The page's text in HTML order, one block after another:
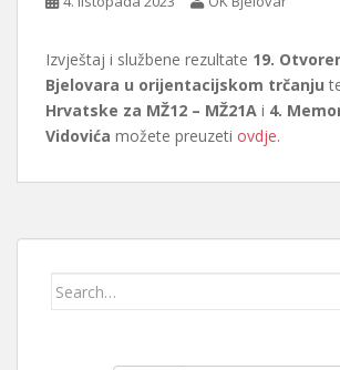
Izvještaj i službene rezultate 19.
Bjelovara u orijentacijskom trčanju
Hrvatske za MŽ12 – MŽ21A i 4.
Vidovića možete preuzeti ovdje.
Search